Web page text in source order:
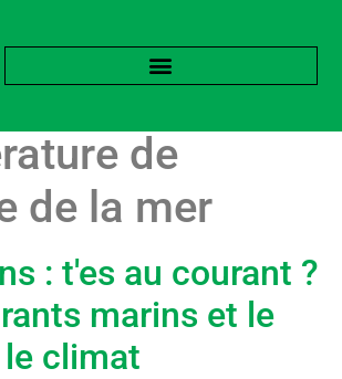
:
de
de la mer
: t'es au courant ?
marins et le
climat